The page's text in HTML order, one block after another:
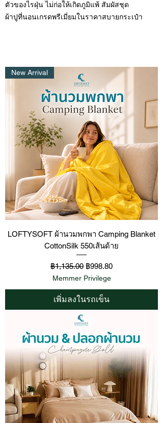
ตัวของไรฝุ่น ไม่ก่อให้เกิดภูมิแพ้ สัมผัสชุด
ผ้าปูที่นอนเกรดพรีเมี่ยมในราคาสบายกระเป๋า
New Arrival
LOFTYSOFT ผ้านวมพกพา Camping Blanket
CottonSilk 550เส้นด้าย
ราคาปกติ
฿1,135.00 ราคาขายลด
฿998.80
Memmer Privilege
เพิ่มลงในรถเข็น